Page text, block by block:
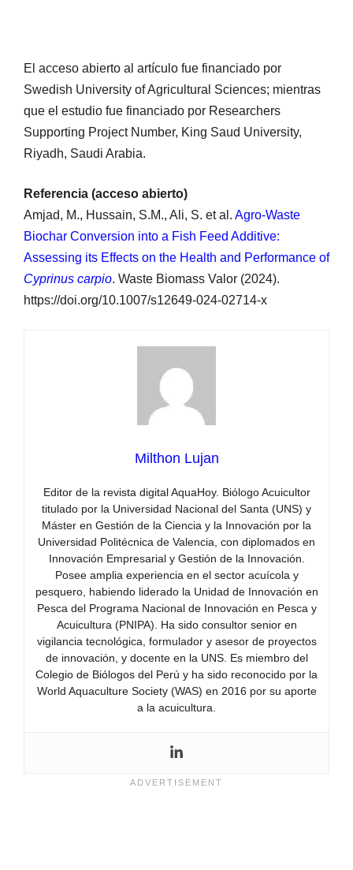
El acceso abierto al artículo fue financiado por
Swedish University of Agricultural Sciences; mientras
que el estudio fue financiado por Researchers
Supporting Project Number, King Saud University,
Riyadh, Saudi Arabia.
Referencia (acceso abierto)
Amjad, M., Hussain, S.M., Ali, S. et al. Agro-Waste
Biochar Conversion into a Fish Feed Additive:
Assessing its Effects on the Health and Performance of
Cyprinus carpio. Waste Biomass Valor (2024).
https://doi.org/10.1007/s12649-024-02714-x
Milthon Lujan
Editor de la revista digital AquaHoy. Biólogo Acuicultor
titulado por la Universidad Nacional del Santa (UNS) y
Máster en Gestión de la Ciencia y la Innovación por la
Universidad Politécnica de Valencia, con diplomados en
Innovación Empresarial y Gestión de la Innovación.
Posee amplia experiencia en el sector acuícola y
pesquero, habiendo liderado la Unidad de Innovación en
Pesca del Programa Nacional de Innovación en Pesca y
Acuicultura (PNIPA). Ha sido consultor senior en
vigilancia tecnológica, formulador y asesor de proyectos
de innovación, y docente en la UNS. Es miembro del
Colegio de Biólogos del Perú y ha sido reconocido por la
World Aquaculture Society (WAS) en 2016 por su aporte
a la acuicultura.